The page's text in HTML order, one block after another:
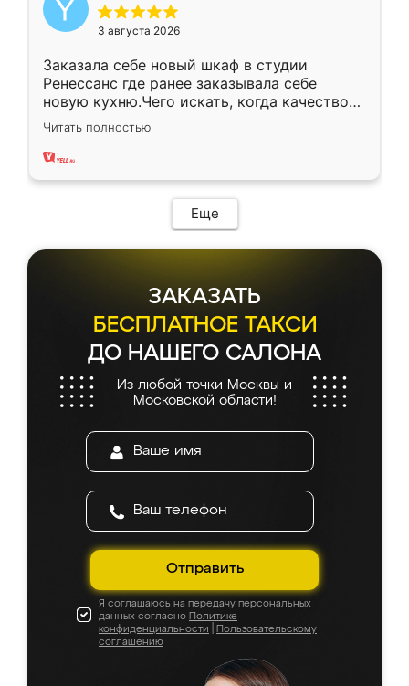
3 августа 2026
Заказала себе новый шкаф в студии
Ренессанс где ранее заказывала себе
новую кухню.Чего искать, когда качеством
вполне довольна. Служит кухня уже почти
два года, нареканий нет.
Читать полностью
Еще
ЗАКАЗАТЬ
БЕСПЛАТНОЕ ТАКСИ
ДО НАШЕГО САЛОНА
Из любой точки Москвы и
Московской области!
Отправить
Я соглашаюсь на передачу персональных
данных согласно Политике
конфиденциальности
Пользовательскому
соглашению